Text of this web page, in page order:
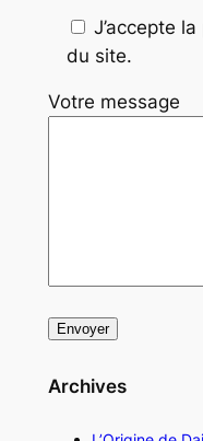
J’accepte
du site.
Votre message
Archives